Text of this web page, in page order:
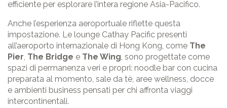
efficiente per esplorare l’intera regione Asia-Pacifico.
Anche l’esperienza aeroportuale riflette questa
impostazione. Le lounge Cathay Pacific presenti
all’aeroporto internazionale di Hong Kong, come The
Pier The Bridge e The Wing , sono progettate come
spazi di permanenza veri e propri: noodle bar con cucina
preparata al momento, sale da tè, aree wellness, docce
e ambienti business pensati per chi affronta viaggi
intercontinentali.